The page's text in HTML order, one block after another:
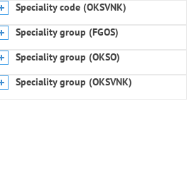
Speciality code (OKSVNK)
Speciality group (FGOS)
Speciality group (OKSO)
Speciality group (OKSVNK)